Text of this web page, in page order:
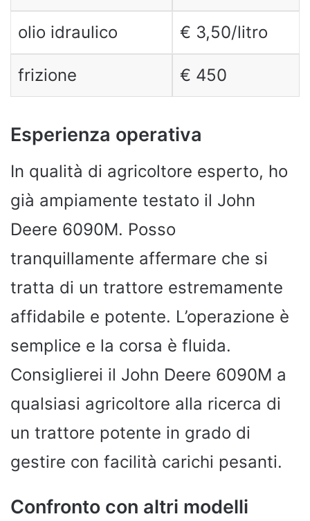
olio idraulico € 3,50/litro
frizione € 450
Esperienza operativa
In qualità di agricoltore esperto, ho
già ampiamente testato il John
Deere 6090M. Posso
tranquillamente affermare che si
tratta di un trattore estremamente
affidabile e potente. L’operazione è
semplice e la corsa è fluida.
Consiglierei il John Deere 6090M a
qualsiasi agricoltore alla ricerca di
un trattore potente in grado di
gestire con facilità carichi pesanti.
Confronto con altri modelli